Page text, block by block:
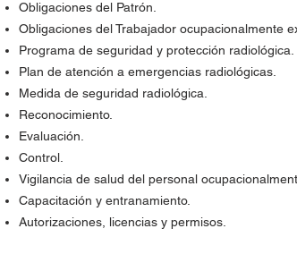
Obligaciones del Patrón.
Obligaciones del Trabajador ocupacionalmente
Programa de seguridad y protección radiológica.
Plan de atención a emergencias radiológicas.
Medida de seguridad radiológica.
Reconocimiento.
Evaluación.
Control.
Vigilancia de salud del personal
Capacitación y entranamiento.
Autorizaciones, licencias y permisos.